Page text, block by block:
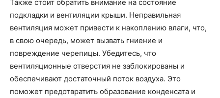
Также стоит обратить внимание на состояние
подкладки и вентиляции крыши. Неправильная
вентиляция может привести к накоплению влаги, что,
в свою очередь, может вызвать гниение и
повреждение черепицы. Убедитесь, что
вентиляционные отверстия не заблокированы и
обеспечивают достаточный поток воздуха. Это
поможет предотвратить образование конденсата и